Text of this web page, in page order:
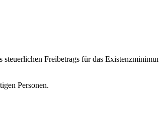
Freibetrags für das
Personen.